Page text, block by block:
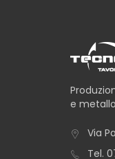
e
Via
Tel.